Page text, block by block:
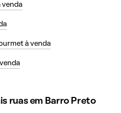
venda
à venda
ruas em Barro Preto